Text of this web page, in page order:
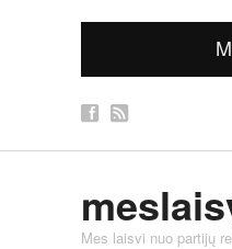
Mes laisvi nuo partijų